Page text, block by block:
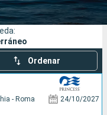
Compañías
Ordenar
- Roma 24/10/2027